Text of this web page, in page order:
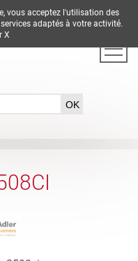
DE EN ES FR IT
vous acceptez l'utilisation des
adaptés à votre activité.
X